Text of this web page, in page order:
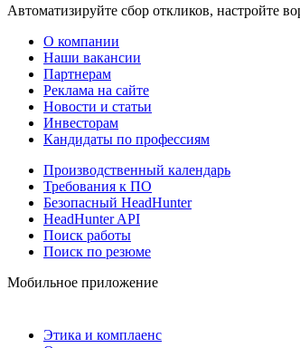
Автоматизируйте сбор откликов, настройте
О компании
Наши вакансии
Партнерам
Реклама на сайте
Новости и статьи
Инвесторам
Кандидаты по профессиям
Производственный календарь
Требования к ПО
Безопасный HeadHunter
HeadHunter API
Поиск работы
Поиск по резюме
Мобильное приложение
Этика и комплаенс